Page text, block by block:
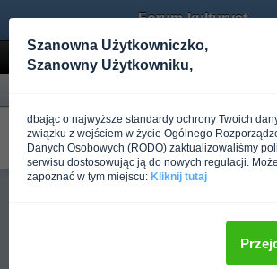
Forum-kulturystyka.pl
Wyniki wyszukiwania
Obciążenia do siłowni, które
W Sprzęt do siłowni
NapisanoPonad rok temuprzez Dhuza
Szanowna Użytkowniczko,
Szanowny Użytkowniku,
dbając o najwyższe standardy ochrony Twoich
związku z wejściem w życie Ogólnego
Danych Osobowych (RODO) zaktualizowaliśmy
serwisu dostosowując ją do nowych regulacji.
zapoznać w tym miejscu: Kliknij tutaj